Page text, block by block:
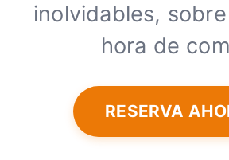
inolvidables,
hora de
RESERVA